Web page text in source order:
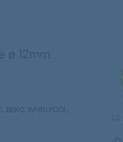
BEKO, WHIRLPOOL,